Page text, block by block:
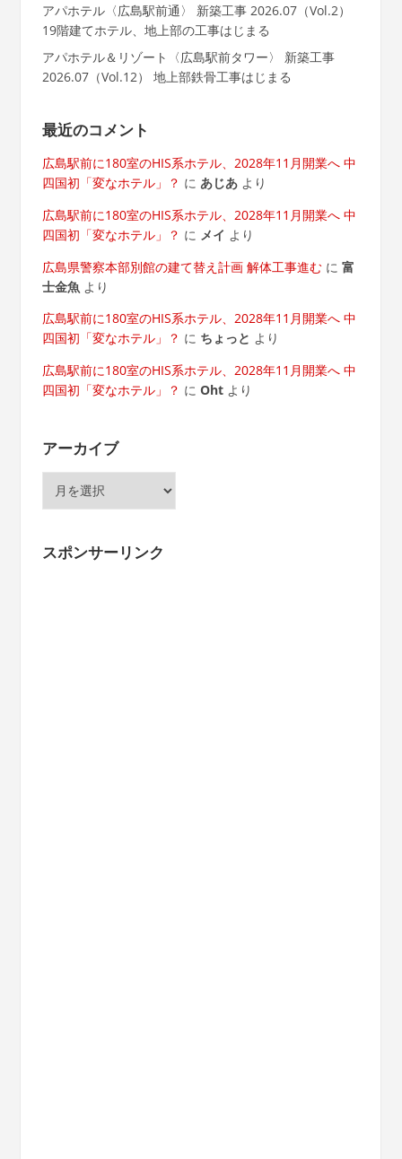
アパホテル〈広島駅前通〉 新築工事 2026.07（Vol.2）
19階建てホテル、地上部の工事はじまる
アパホテル＆リゾート〈広島駅前タワー〉 新築工事
2026.07（Vol.12） 地上部鉄骨工事はじまる
最近のコメント
広島駅前に180室のHIS系ホテル、2028年11月開業へ 中
四国初「変なホテル」？ に あじあより
広島駅前に180室のHIS系ホテル、2028年11月開業へ 中
四国初「変なホテル」？ に メイ より
広島県警察本部別館の建て替え計画 解体工事進むに 富
士金魚 より
広島駅前に180室のHIS系ホテル、2028年11月開業へ 中
四国初「変なホテル」？ に ちょっと より
広島駅前に180室のHIS系ホテル、2028年11月開業へ 中
四国初「変なホテル」？ に Ohtより
アーカイブ
ブ
スポンサーリンク